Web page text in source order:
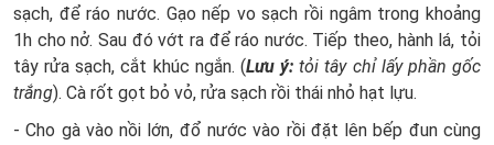
sạch, để ráo nước. Gạo nếp vo sạch rồi ngâm trong khoảng
1h cho nở. Sau đó vớt ra để ráo nước. Tiếp theo, hành lá, tỏi
tây rửa sạch, cắt khúc ngắn. (Lưu ý: tỏi tây chỉ lấy phần gốc
trắng). Cà rốt gọt bỏ vỏ, rửa sạch rồi thái nhỏ hạt lựu.
- Cho gà vào nồi lớn, đổ nước vào rồi đặt lên bếp đun cùng